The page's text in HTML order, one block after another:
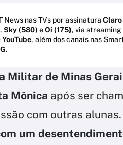
News nas TVs por assinatura Claro
, Sky (580) eOi (175), via streaming
YouTube, além dos canais nas
.
Militar de Minas
Mônica após ser
com outras
um